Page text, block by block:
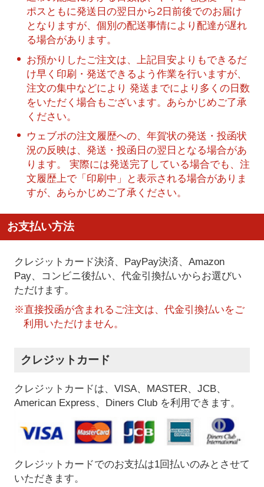
ポスともに発送日の翌日から2日前後でのお届け
となりますが、個別の配送事情により配達が遅れ
る場合があります。
お預かりしたご注文は、上記目安よりもできるだ
け早く印刷・発送できるよう作業を行いますが、
注文の集中などにより 発送までにより多くの日数
をいただく場合もございます。あらかじめご了承
ください。
ウェブポの注文履歴への、年賀状の発送・投函状
況の反映は、発送・投函日の翌日となる場合があ
ります。 実際には発送完了している場合でも、注
文履歴上で「印刷中」と表示される場合がありま
すが、あらかじめご了承ください。
お支払い方法
クレジットカード決済、PayPay決済、Amazon
Pay、コンビニ後払い、代金引換払いからお選びい
ただけます。
※直接投函が含まれるご注文は、代金引換払いをご
利用いただけません。
クレジットカード
クレジットカードは、VISA、MASTER、JCB、
American Express、Diners Club を利用できます。
クレジットカードでのお支払は1回払いのみとさせて
いただきます。